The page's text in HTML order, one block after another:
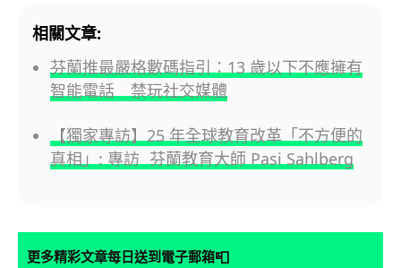
相關文章:
芬蘭推最嚴格數碼指引：13 歲以下不應擁有
智能電話 禁玩社交媒體
【獨家專訪】25 年全球教育改革「不方便的
真相」: 專訪 芬蘭教育大師 Pasi Sahlberg
更多精彩文章每日送到電子郵箱📮